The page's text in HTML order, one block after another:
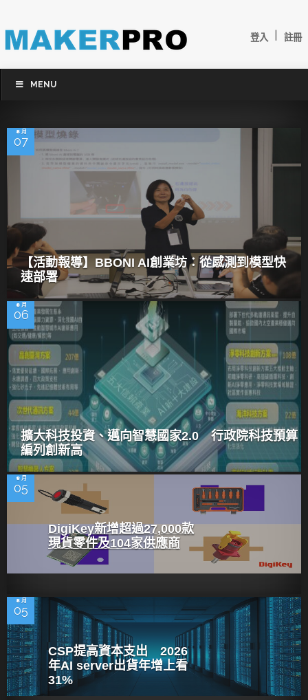
登入 註冊
MENU
8 月
07
【活動報導】BBONI AI創業坊：從感測到模型快
速部署
8 月
06
擴大科技投資、邁向智慧國家2.0 行政院科技預算
編列創新高
8 月
05
DigiKey新增超過27,000款
現貨零件及104家供應商
8 月
05
CSP提高資本支出 2026
年AI server出貨年增上看
31%